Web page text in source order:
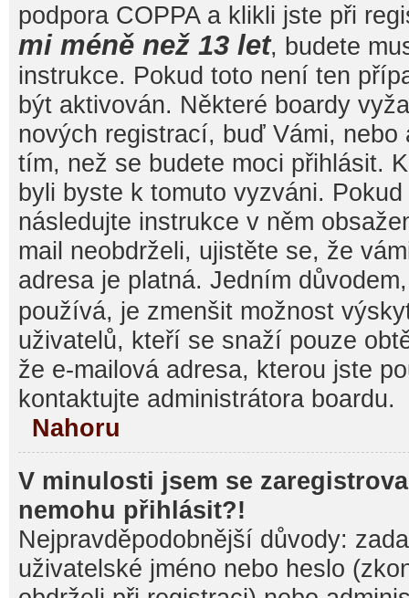
podpora COPPA a klikli jste při
mi méně než 13 let, budete
instrukce. Pokud toto není ten
být aktivován. Některé boardy
nových registrací, buď Vámi, nebo
tím, než se budete moci přihlásit.
byli byste k tomuto vyzváni.
následujte instrukce v něm
mail neobdrželi, ujistěte se, že
adresa je platná. Jedním
používá, je zmenšit možnost
uživatelů, kteří se snaží pouze
že e-mailová adresa, kterou jste
kontaktujte administrátora boardu.
Nahoru
V minulosti jsem se
nemohu přihlásit?!
Nejpravděpodobnější důvody:
uživatelské jméno nebo heslo